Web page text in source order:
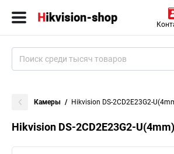
Камеры Hikvision DS-2CD2E23G2-
Hikvision DS-2CD2E23G2-U(4mm)